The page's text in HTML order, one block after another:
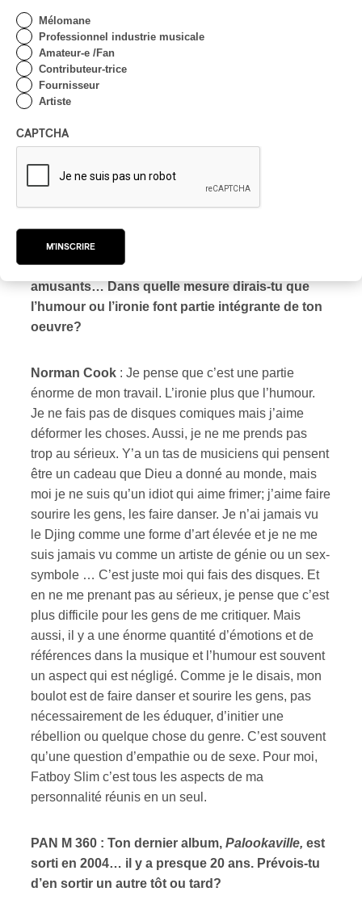
PAN M 360 : Tu as tous ces pseudos farfelus
(Margaret Scratcher, Chimp McGarvey, Son of
Wilmot, Yum Yum Head Food… plus d’une
vingtaine!), des titres de chansons ou d’albums
amusants… Dans quelle mesure dirais-tu que
l’humour ou l’ironie font partie intégrante de ton
oeuvre?
Norman Cook : Je pense que c’est une partie
énorme de mon travail. L’ironie plus que l’humour.
Je ne fais pas de disques comiques mais j’aime
déformer les choses. Aussi, je ne me prends pas
trop au sérieux. Y’a un tas de musiciens qui pensent
être un cadeau que Dieu a donné au monde, mais
moi je ne suis qu’un idiot qui aime frimer; j’aime faire
sourire les gens, les faire danser. Je n’ai jamais vu
le Djing comme une forme d’art élevée et je ne me
suis jamais vu comme un artiste de génie ou un sex-
symbole … C’est juste moi qui fais des disques. Et
en ne me prenant pas au sérieux, je pense que c’est
plus difficile pour les gens de me critiquer. Mais
aussi, il y a une énorme quantité d’émotions et de
références dans la musique et l’humour est souvent
un aspect qui est négligé. Comme je le disais, mon
boulot est de faire danser et sourire les gens, pas
nécessairement de les éduquer, d’initier une
rébellion ou quelque chose du genre. C’est souvent
qu’une question d’empathie ou de sexe. Pour moi,
Fatboy Slim c’est tous les aspects de ma
personnalité réunis en un seul.
PAN M 360 : Ton dernier album, Palookaville, est
sorti en 2004… il y a presque 20 ans. Prévois-tu
d’en sortir un autre tôt ou tard?
Mélomane
Professionnel industrie musicale
Amateur-e /Fan
Contributeur-trice
Fournisseur
Artiste
CAPTCHA
M'INSCRIRE